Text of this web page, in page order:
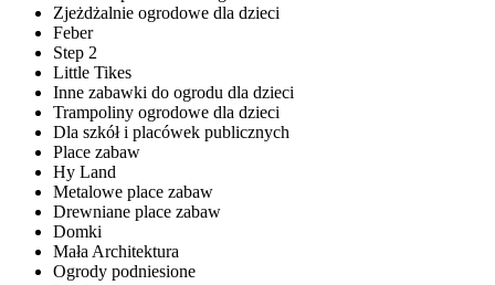
Zjeżdżalnie ogrodowe dla dzieci
Feber
Step 2
Little Tikes
Inne zabawki do ogrodu dla dzieci
Trampoliny ogrodowe dla dzieci
Dla szkół i placówek publicznych
Place zabaw
Hy Land
Metalowe place zabaw
Drewniane place zabaw
Domki
Mała Architektura
Ogrody podniesione